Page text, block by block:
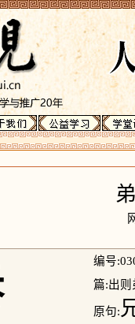
编号
篇:出则
原句: